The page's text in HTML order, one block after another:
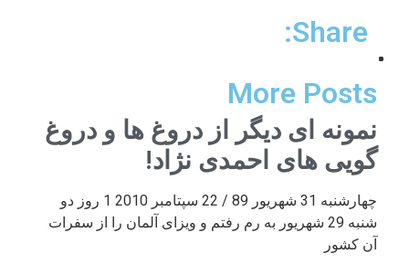
Share:
More Posts
نمونه ای دیگر از دروغ ها و دروغ
گویی های احمدی نژاد!
چهارشنبه 31 شهریور 89 / 22 سپتامبر 2010 1 روز دو
شنبه 29 شهریور به رم رفتم و ویزای آلمان را از سفرات
آن کشور